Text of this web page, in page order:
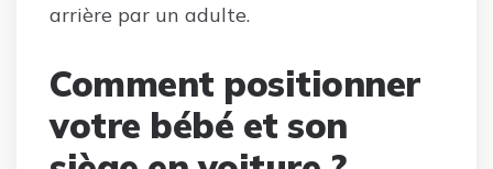
arrière par un adulte.
Comment positionner
votre bébé et son